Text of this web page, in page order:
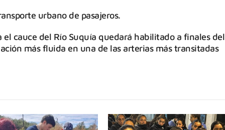
urbano de pasajeros.
cauce del Río Suquía quedará habilitado a finales del
más fluida en una de las arterias más transitadas